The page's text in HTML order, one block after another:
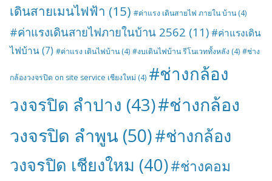
เดินสายเมนไฟฟ้า (15) #ค่าแรง เดินสายไฟ ภายใน บ้าน (4)
#ค่าแรงเดินสายไฟภายในบ้าน 2562 (11) #ค่าแรงเดิน
ไฟบ้าน(7) #ค่าแรง เดินไฟบ้าน (4) #งบเดินไฟบ้าน รีโนเวททั้งหลัง (4) #ช่าง
กล้องวงจรปิด on site service เชียงใหม่ (4) #ช่างกล้อง
วงจรปิด ลำปาง (43)#ช่างกล้อง
วงจรปิด ลำพูน (50)#ช่างกล้อง
วงจรปิด เชียงใหม (40)#ช่างคอม